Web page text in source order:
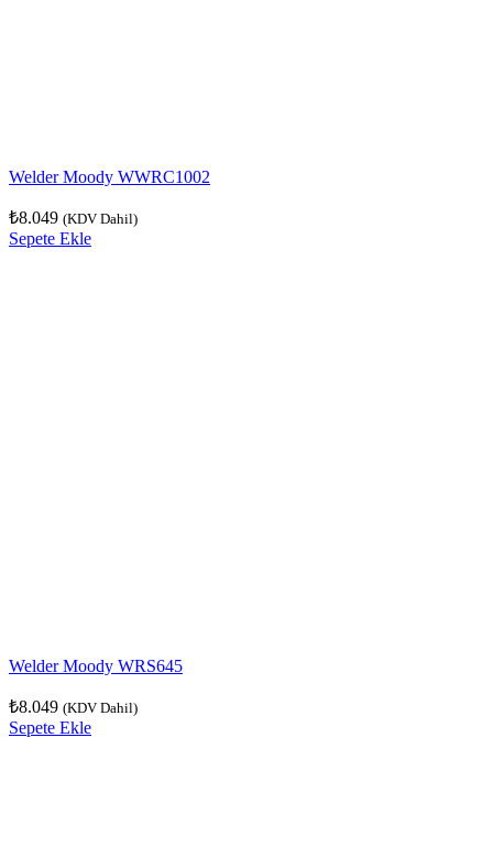
Welder Moody WWRC1002
₺8.049 (KDV Dahil)
Sepete Ekle
Welder Moody WRS645
₺8.049 (KDV Dahil)
Sepete Ekle